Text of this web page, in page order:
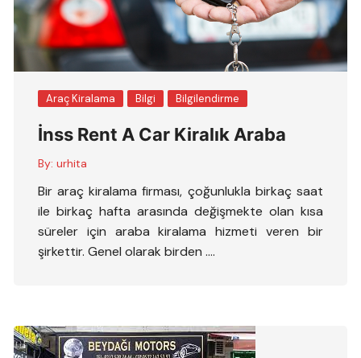
Araç Kiralama Bilgi Bilgilendirme
İnss Rent A Car Kiralık Araba
By: urhita
Bir araç kiralama firması, çoğunlukla birkaç saat
ile birkaç hafta arasında değişmekte olan kısa
süreler için araba kiralama hizmeti veren bir
şirkettir. Genel olarak birden ….